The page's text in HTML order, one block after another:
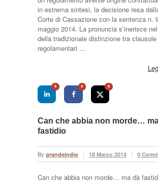
in estrema sintesi, la decisione resa
Corte di Cassazione con la sentenza n.
maggio 2014. La pronuncia s’inerisce
della tradizionale distinzione tra clausole
regolamentari …
0 0 0
Can che abbia non morde…
fastidio
By grandeindio 18 Marzo 2014 0
Can che abbia non morde… ma dà